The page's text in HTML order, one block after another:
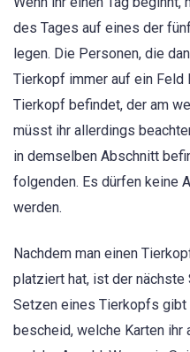
des Tages auf eines der
legen. Die Personen, die
Tierkopf immer auf ein Feld
Tierkopf befindet, der am
müsst ihr allerdings
in demselben Abschnitt
folgenden. Es dürfen keine
werden.
Nachdem man einen
platziert hat, ist der nächste
Setzen eines Tierkopfs gibt
bescheid, welche Karten ihr